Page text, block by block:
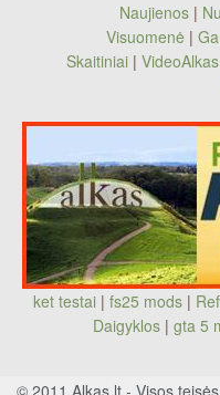
Naujienos|
Visuomenė |
Skaitiniai | VideoAlkas
ket testai | fs25 mods|
Daigyklos| gta 5